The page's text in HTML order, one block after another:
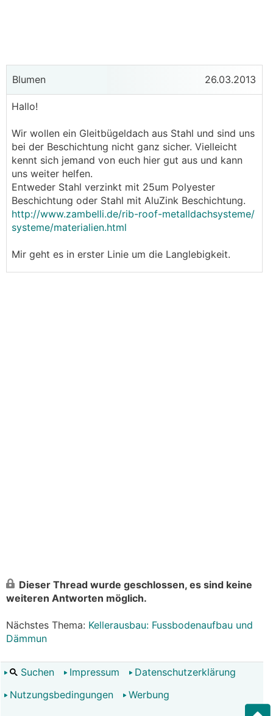
Blumen 26.03.2013
Hallo!
Wir wollen ein Gleitbügeldach aus Stahl und sind uns
bei der Beschichtung nicht ganz sicher. Vielleicht
kennt sich jemand von euch hier gut aus und kann
uns weiter helfen.
Entweder Stahl verzinkt mit 25um Polyester
Beschichtung oder Stahl mit AluZink Beschichtung.
http://www.zambelli.de/rib-roof-metalldachsysteme/
systeme/materialien.html
Mir geht es in erster Linie um die Langlebigkeit.
Dieser Thread wurde geschlossen, es sind keine
weiteren Antworten möglich.
Nächstes Thema: Kellerausbau: Fussbodenaufbau und
Dämmun
Suchen Impressum
Datenschutzerklärung
Nutzungsbedingungen
Werbung